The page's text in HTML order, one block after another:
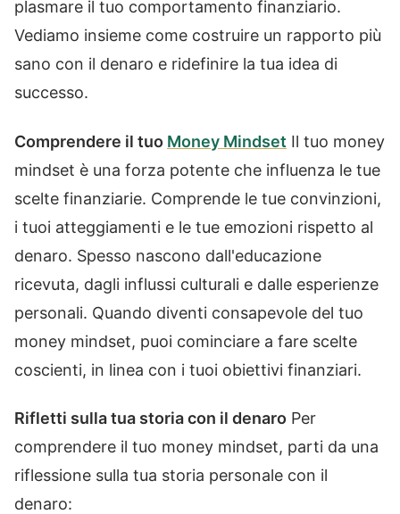
plasmare il tuo comportamento finanziario.
Vediamo insieme come costruire un rapporto più
sano con il denaro e ridefinire la tua idea di
successo.
Comprendere il tuo Money Mindset Il tuo money
mindset è una forza potente che influenza le tue
scelte finanziarie. Comprende le tue convinzioni,
i tuoi atteggiamenti e le tue emozioni rispetto al
denaro. Spesso nascono dall'educazione
ricevuta, dagli influssi culturali e dalle esperienze
personali. Quando diventi consapevole del tuo
money mindset, puoi cominciare a fare scelte
coscienti, in linea con i tuoi obiettivi finanziari.
Rifletti sulla tua storia con il denaro Per
comprendere il tuo money mindset, parti da una
riflessione sulla tua storia personale con il
denaro: